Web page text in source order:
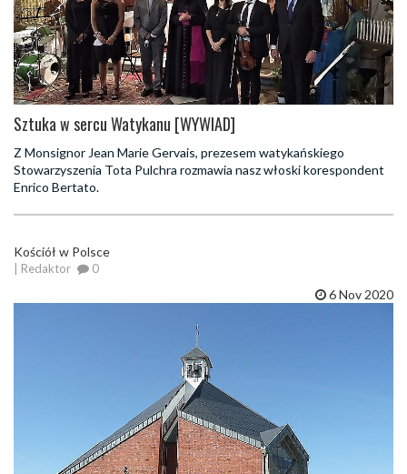
Sztuka w sercu Watykanu [WYWIAD]
Z Monsignor Jean Marie Gervais, prezesem watykańskiego
Stowarzyszenia Tota Pulchra rozmawia nasz włoski korespondent
Enrico Bertato.
Kościół w Polsce
| Redaktor 0
6 Nov 2020